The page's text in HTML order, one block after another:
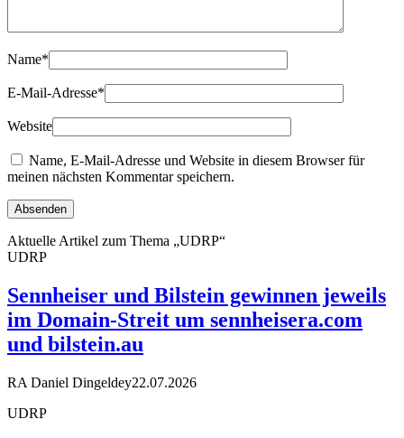
Name*
E-Mail-Adresse*
Website
Name, E-Mail-Adresse und Website in diesem Browser für
meinen nächsten Kommentar speichern.
Aktuelle Artikel zum Thema „UDRP“
UDRP
Sennheiser und Bilstein gewinnen jeweils
im Domain-Streit um sennheisera.com
und bilstein.au
RA Daniel Dingeldey22.07.2026
UDRP